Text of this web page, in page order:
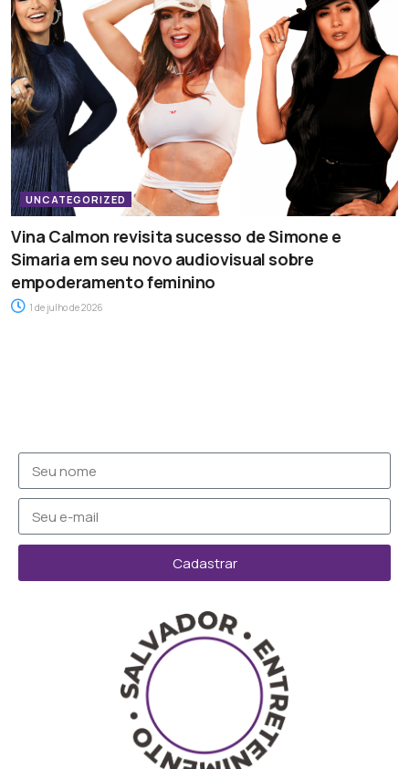
UNCATEGORIZED
Vina Calmon revisita sucesso de Simone e
Simaria em seu novo audiovisual sobre
empoderamento feminino
1 de julho de 2026
Cadastrar